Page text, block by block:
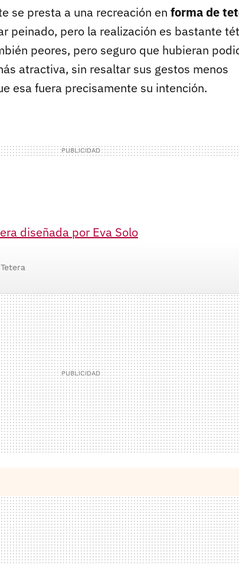
se presta a una recreación en forma de
peinado, pero la realización es bastante
peores, pero seguro que hubieran
atractiva, sin resaltar sus gestos menos
esa fuera precisamente su intención.
diseñada por Eva Solo
Tetera